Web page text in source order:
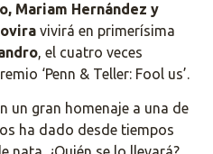
Mariam Hernández y
vivirá en primerísima
, el cuatro veces
‘Penn & Teller: Fool us’.
un gran homenaje a una de
ha dado desde tiempos